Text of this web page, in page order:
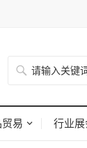
易 行业展